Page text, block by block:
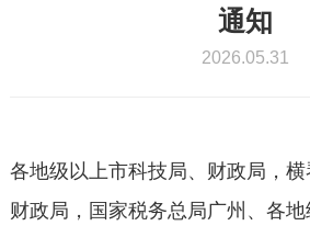
通知
2026.05.31
各地级以上市科技局、财政局，
财政局，国家税务总局广州、各